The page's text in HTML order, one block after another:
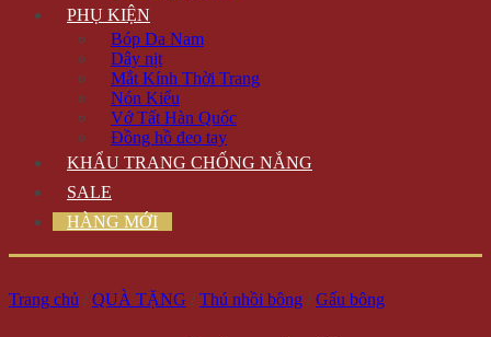
PHỤ KIỆN
Bóp Da Nam
Dây nịt
Mắt Kính Thời Trang
Nón Kiểu
Vớ Tất Hàn Quốc
Đồng hồ đeo tay
KHẨU TRANG CHỐNG NẮNG
SALE
HÀNG MỚI
Trang chủ / QUÀ TẶNG / Thú nhồi bông / Gấu bông